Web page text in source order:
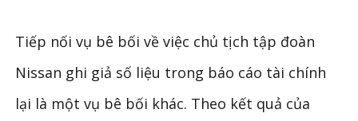
Tiếp nối vụ bê bối về việc chủ tịch tập đoàn
Nissan ghi giả số liệu trong báo cáo tài chính
lại là một vụ bê bối khác. Theo kết quả của